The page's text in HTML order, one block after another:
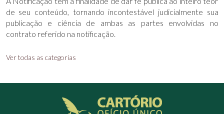
de seu conteúdo, tornando incontestável judicialmente sua
publicação e ciência de ambas as partes envolvidas no
contrato referido na notificação.
Ver todas as categorias